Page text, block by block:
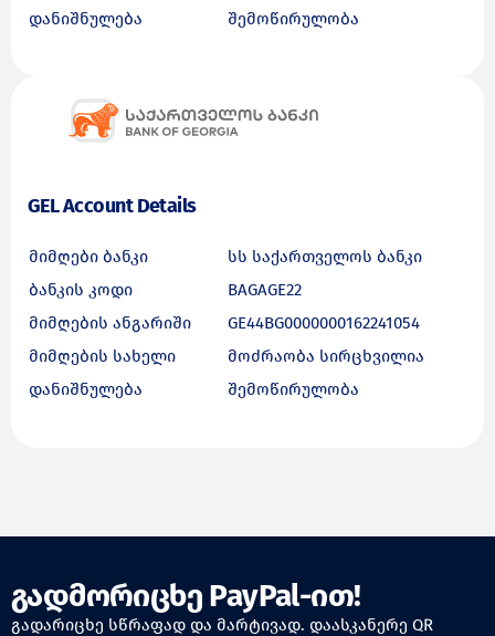
დანიშნულება
შემოწირულობა
GEL Account Details
მიმღები ბანკი
სს საქართველოს ბანკი
ბანკის კოდი
BAGAGE22
მიმღების ანგარიში
GE44BG0000000162241054
მიმღების სახელი
მოძრაობა სირცხვილია
დანიშნულება
შემოწირულობა
გადმორიცხე PayPal-ით!
გადარიცხე სწრაფად და მარტივად. დაასკანერე QR